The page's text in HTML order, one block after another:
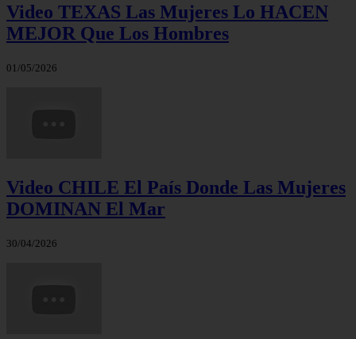
Video TEXAS Las Mujeres Lo HACEN
MEJOR Que Los Hombres
01/05/2026
Video CHILE El País Donde Las Mujeres
DOMINAN El Mar
30/04/2026